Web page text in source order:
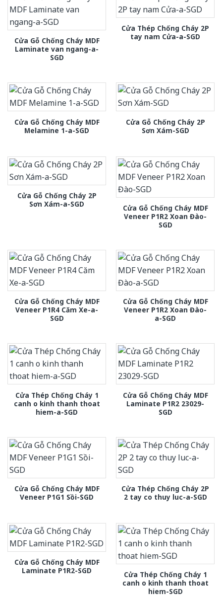
Cửa Gỗ Chống Cháy MDF
Laminate van ngang-a-
SGD
Cửa Thép Chống Cháy 2P
tay nam Cửa-a-SGD
Cửa Gỗ Chống Cháy MDF
Melamine 1-a-SGD
Cửa Gỗ Chống Cháy 2P
Sơn Xám-SGD
Cửa Gỗ Chống Cháy 2P
Sơn Xám-a-SGD
Cửa Gỗ Chống Cháy MDF
Veneer P1R2 Xoan Đào-
SGD
Cửa Gỗ Chống Cháy MDF
Veneer P1R4 Căm Xe-a-
SGD
Cửa Gỗ Chống Cháy MDF
Veneer P1R2 Xoan Đào-
a-SGD
Cửa Thép Chống Cháy 1
canh o kinh thanh thoat
hiem-a-SGD
Cửa Gỗ Chống Cháy MDF
Laminate P1R2 23029-
SGD
Cửa Gỗ Chống Cháy MDF
Veneer P1G1 Sồi-SGD
Cửa Thép Chống Cháy 2P
2 tay co thuy luc-a-SGD
Cửa Gỗ Chống Cháy MDF
Laminate P1R2-SGD
Cửa Thép Chống Cháy 1
canh o kinh thanh thoat
hiem-SGD